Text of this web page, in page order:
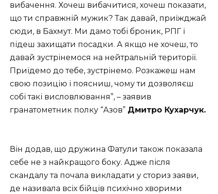
вибачення. Хочеш вибачитися, хочеш показати,
що ти справжній мужик? Так давай, приїжджай
сюди, в Бахмут. Ми дамо тобі броник, РПГ і
підеш захищати посадки. А якщо не хочеш, то
давай зустрінемося на нейтральній території.
Приїдемо до тебе, зустрінемо. Розкажеш нам
свою позицію і поясниш, чому ти дозволяєш
собі такі висловлювання”, – заявив
гранатометник полку “Азов” Дмитро Кухарчук.
Він додав, що дружина Фатули також показала
себе не з найкращого боку. Адже після
скандалу та почала викладати у сториз заяви,
де називала всіх бійців психічно хворими